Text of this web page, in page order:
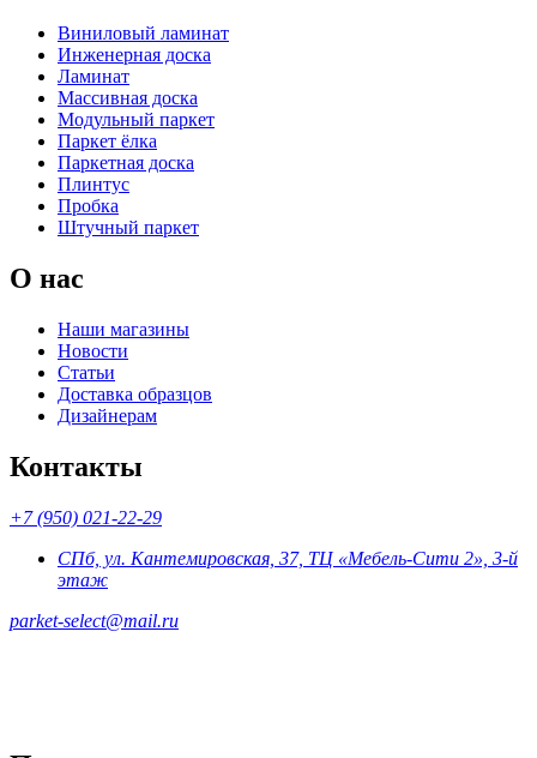
Виниловый ламинат
Инженерная доска
Ламинат
Массивная доска
Модульный паркет
Паркет ёлка
Паркетная доска
Плинтус
Пробка
Штучный паркет
О нас
Наши магазины
Новости
Статьи
Доставка образцов
Дизайнерам
Контакты
+7 (950) 021-22-29
СПб, ул. Кантемировская, 37, ТЦ «Мебель-Сити 2», 3-й
этаж
parket-select@mail.ru